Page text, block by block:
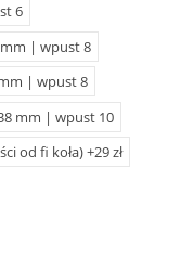
6
| wpust 8
| wpust 8
mm | wpust 10
od fi koła) +29 zł